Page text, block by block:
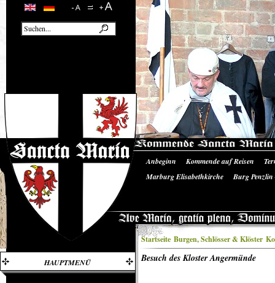
Anbeginn Kommende auf Reisen
Marburg Elisabethkirche
Burg
Startseite Burgen, Schlösser & Klöster
HAUPTMENÜ Besuch des Kloster Angermünde